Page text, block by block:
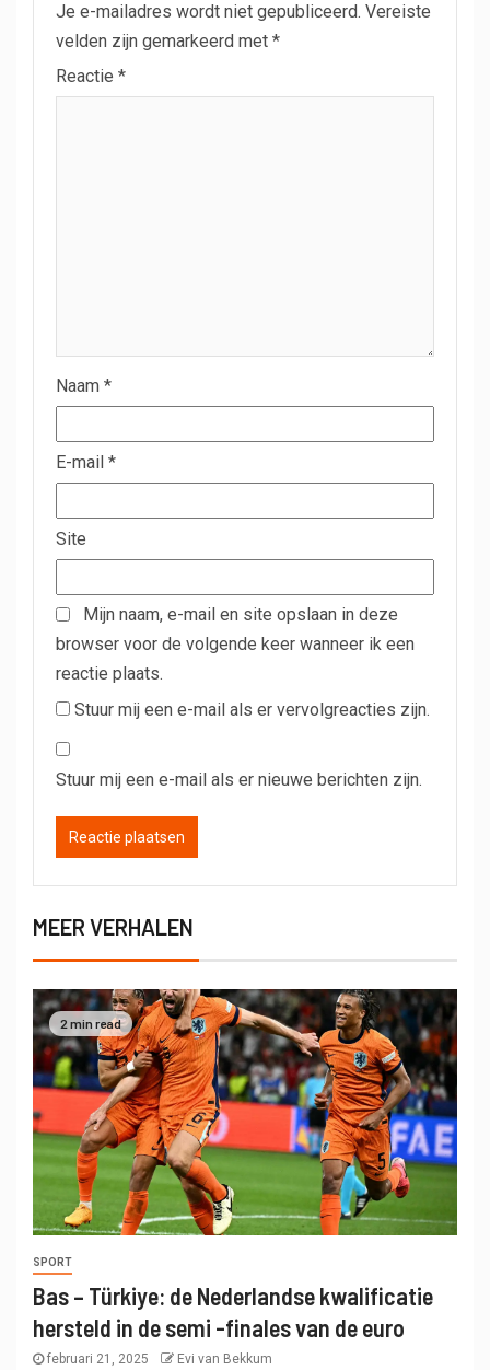
Je e-mailadres wordt niet gepubliceerd. Vereiste
velden zijn gemarkeerd met *
Reactie *
Naam *
E-mail *
Site
Mijn naam, e-mail en site opslaan in deze
browser voor de volgende keer wanneer ik een
reactie plaats.
Stuur mij een e-mail als er vervolgreacties zijn.
Stuur mij een e-mail als er nieuwe berichten zijn.
MEER VERHALEN
2 min read
SPORT
Bas – Türkiye: de Nederlandse kwalificatie
hersteld in de semi -finales van de euro
februari 21, 2025 Evi van Bekkum